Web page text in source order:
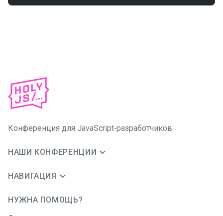
Конференция для JavaScript‑разработчиков
НАШИ КОНФЕРЕНЦИИ
НАВИГАЦИЯ
НУЖНА ПОМОЩЬ?